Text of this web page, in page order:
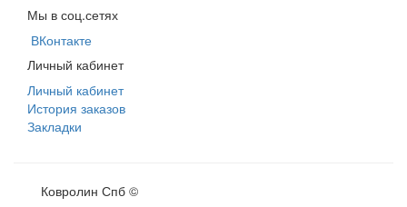
Мы в соц.сетях
ВКонтакте
Личный кабинет
Личный кабинет
История заказов
Закладки
Ковролин Спб ©